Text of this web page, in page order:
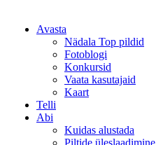
Avasta
Nädala Top pildid
Fotoblogi
Konkursid
Vaata kasutajaid
Kaart
Telli
Abi
Kuidas alustada
Piltide üleslaadimine